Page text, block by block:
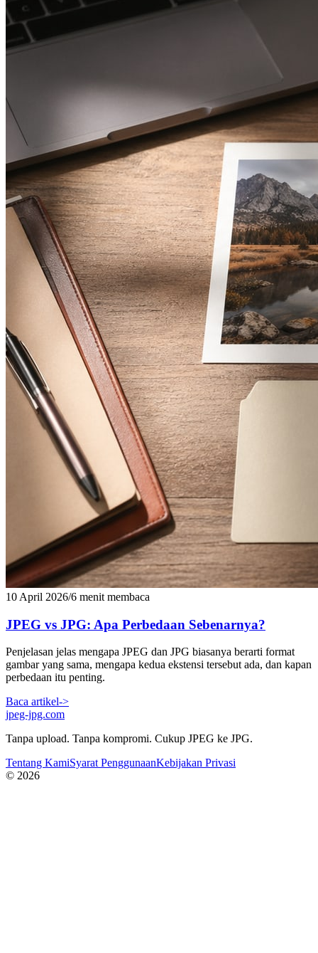
10 April 2026/6 menit membaca
JPEG vs JPG: Apa Perbedaan Sebenarnya?
Penjelasan jelas mengapa JPEG dan JPG biasanya berarti format
gambar yang sama, mengapa kedua ekstensi tersebut ada, dan kapan
perbedaan itu penting.
Baca artikel->
jpeg-jpg.com
Tanpa upload. Tanpa kompromi. Cukup JPEG ke JPG.
Tentang KamiSyarat PenggunaanKebijakan Privasi
© 2026